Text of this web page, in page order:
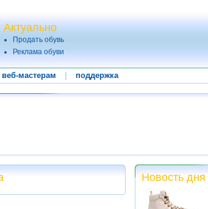
Актуально
Продать обувь
Реклама обуви
веб-мастерам поддержка
Новость дня